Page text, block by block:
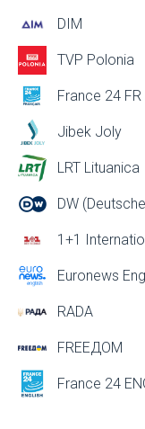
DIM
TVP Polonia
France 24 FR
Jibek Joly
LRT Lituanica
DW
1+1
Euronews
RADA
FREEДОМ
France 24